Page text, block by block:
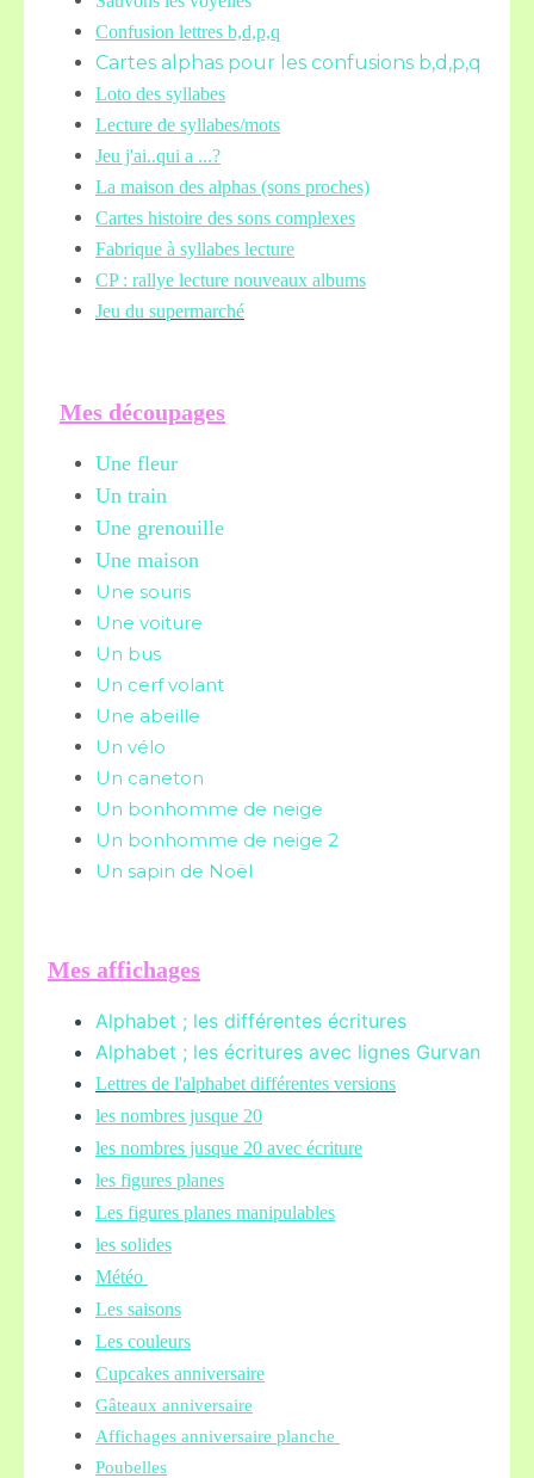
Confusion lettres b,d,p,q
Cartes alphas pour les confusions b,d,p,q
Loto des syllabes
Lecture de syllabes/mots
Jeu j'ai..qui a ...?
La maison des alphas (sons proches)
Cartes histoire des sons complexes
Fabrique à syllabes lecture
CP : rallye lecture nouveaux albums
Jeu du supermarché
Mes découpages
Une fleur
Un train
Une grenouille
Une maison
Une souris
Une voiture
Un bus
Un cerf volant
Une abeille
Un vélo
Un caneton
Un bonhomme de neige
Un bonhomme de neige 2
Un sapin de Noël
Mes affichages
Alphabet ; les différentes écritures
Alphabet ; les écritures avec lignes Gurvan
Lettres de l'alphabet différentes versions
les nombres jusque 20
les nombres jusque 20 avec écriture
les figures planes
Les figures planes manipulables
les solides
Météo
Les saisons
Les couleurs
Cupcakes anniversaire
Gâteaux anniversaire
Affichages anniversaire planche
Poubelles